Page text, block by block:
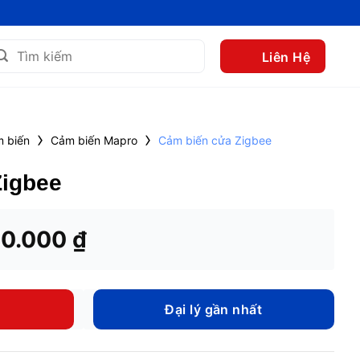
Liên Hệ
biến › Cảm biến Mapro › Cảm biến cửa Zigbee
₫.
₫Giá
là:
250.000 ₫.Đại lý gần nhất